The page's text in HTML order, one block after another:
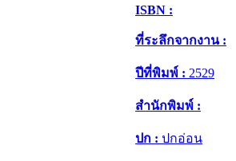
ISBN :
ที่ระลึกจากงาน :
ปีที่พิมพ์ : 2529
สำนักพิมพ์ :
ปก : ปกอ่อน